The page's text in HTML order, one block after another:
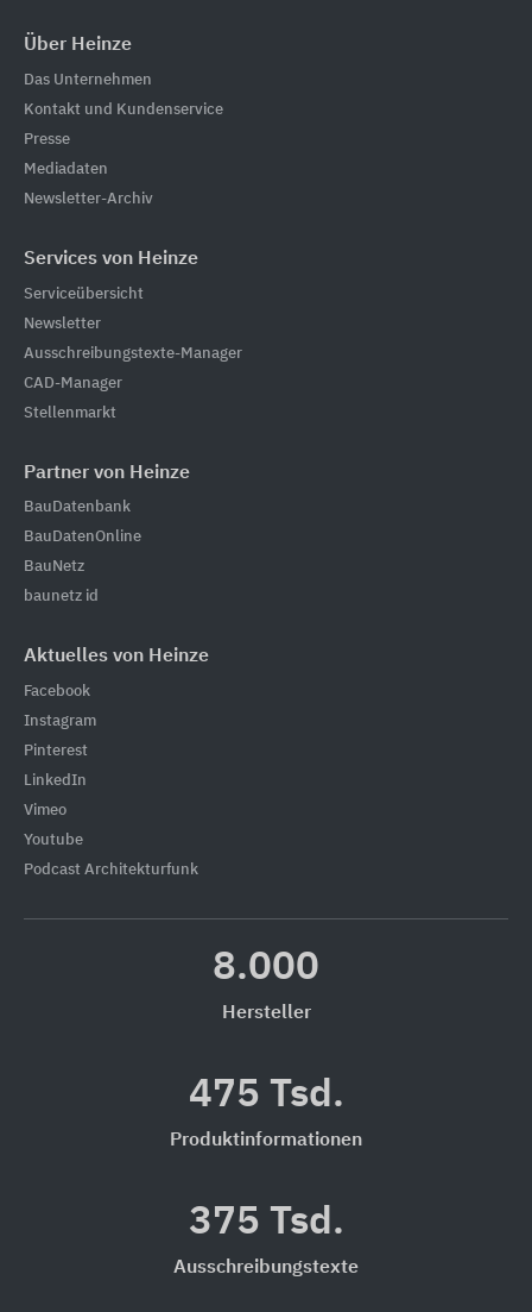
Über Heinze
Das Unternehmen
Kontakt und Kundenservice
Presse
Mediadaten
Newsletter-Archiv
Services von Heinze
Serviceübersicht
Newsletter
Ausschreibungstexte-Manager
CAD-Manager
Stellenmarkt
Partner von Heinze
BauDatenbank
BauDatenOnline
BauNetz
baunetz id
Aktuelles von Heinze
Facebook
Instagram
Pinterest
LinkedIn
Vimeo
Youtube
Podcast Architekturfunk
8.000
Hersteller
475 Tsd.
Produktinformationen
375 Tsd.
Ausschreibungstexte